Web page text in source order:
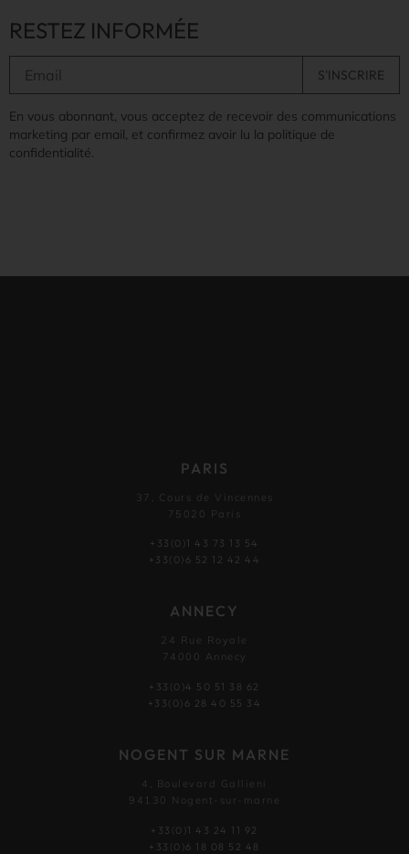
RESTEZ INFORMÉE
En vous abonnant, vous acceptez de recevoir des communications
marketing par email, et confirmez avoir lu la politique de
confidentialité.
PARIS
37, Cours de Vincennes
75020 Paris
+33(0)1 43 73 13 54
+33(0)6 52 12 42 44
ANNECY
24 Rue Royale
74000 Annecy
+33(0)4 50 51 38 62
+33(0)6 28 40 55 34
NOGENT SUR MARNE
4, Boulevard Gallieni
94130 Nogent-sur-marne
+33(0)1 43 24 11 92
+33(0)6 18 08 52 48